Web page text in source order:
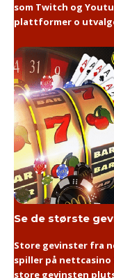
som Twitch og
plattformer o
Se de største
Store gevinster fra
spiller på
store gevinsten